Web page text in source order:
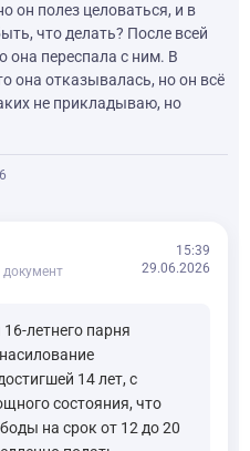
он полез целоваться, и в
что делать? После всей
она переспала с ним. В
она отказывалась, но он всё
не прикладываю, но
15:39
29.06.2026
летнего парня
14 лет, с
состояния, что
на срок от 12 до 20